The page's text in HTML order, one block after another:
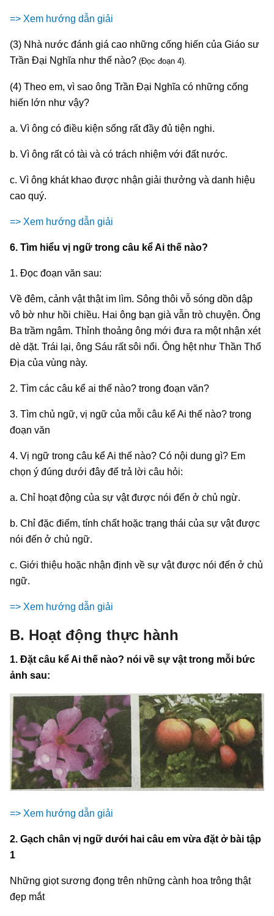
=> Xem hướng dẫn giải
(3) Nhà nước đánh giá cao những cống hiến của Giáo sư
Trần Đại Nghĩa như thế nào? (Đọc đoạn 4).
(4) Theo em, vì sao ông Trần Đại Nghĩa có những cống
hiến lớn như vậy?
a. Vì ông có điều kiện sống rất đầy đủ tiện nghi.
b. Vì ông rất có tài và có trách nhiệm với đất nước.
c. Vì ông khát khao được nhận giải thưởng và danh hiệu
cao quý.
=> Xem hướng dẫn giải
6. Tìm hiểu vị ngữ trong câu kể Ai thế nào?
1. Đọc đoạn văn sau:
Về đêm, cảnh vật thật im lìm. Sông thôi vỗ sóng dồn dập
vô bờ như hồi chiều. Hai ông bạn già vẫn trò chuyện. Ông
Ba trầm ngâm. Thỉnh thoảng ông mới đưa ra một nhận xét
dè dặt. Trái lại, ông Sáu rất sôi nổi. Ông hệt như Thần Thổ
Địa của vùng này.
2. Tìm các câu kể ai thế nào? trong đoạn văn?
3. Tìm chủ ngữ, vị ngữ của mỗi câu kể Ai thế nào? trong
đoạn văn
4. Vị ngữ trong câu kể Ai thế nào? Có nội dung gì? Em
chọn ý đúng dưới đây để trả lời câu hỏi:
a. Chỉ hoạt động của sự vật được nói đến ở chủ ngừ.
b. Chỉ đặc điếm, tính chất hoặc trạng thái của sự vật được
nói đến ở chủ ngữ.
c. Giới thiệu hoặc nhận định về sự vật được nói đến ở chủ
ngữ.
=> Xem hướng dẫn giải
B. Hoạt động thực hành
1. Đặt câu kể Ai thế nào? nói về sự vật trong mỗi bức
ảnh sau:
=> Xem hướng dẫn giải
2. Gạch chân vị ngữ dưới hai câu em vừa đặt ở bài tập
1
Những giọt sương đọng trên những cành hoa trông thật
đẹp mắt